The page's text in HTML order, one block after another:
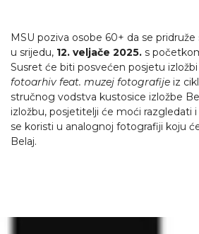
MSU poziva osobe 60+ da se pridruže
u srijedu, 12. veljače 2025. s
Susret će biti posvećen posjetu
fotoarhiv feat. muzej fotografije iz
stručnog vodstva kustosice izložbe
izložbu, posjetitelji će moći razgledati
se koristi u analognoj fotografiji koju
Belaj.